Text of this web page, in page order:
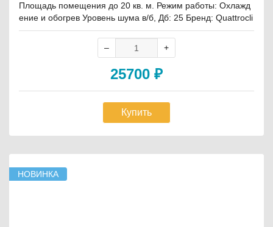
Площадь помещения до 20 кв. м. Режим работы: Охлажд
ение и обогрев Уровень шума в/б, Дб: 25 Бренд: Quattrocli
ma
25700 ₽
Купить
НОВИНКА